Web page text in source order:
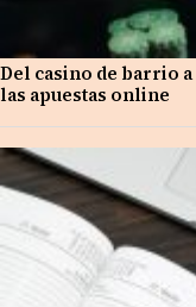
Del casino de barrio
las apuestas online